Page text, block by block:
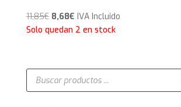
11,85€ El
precio
11,85€.
8,68€El
precio
8,68€.
IVA Incluido
Solo quedan 2 en stock
Búsqueda
productos